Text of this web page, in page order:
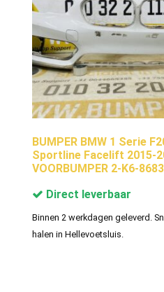
BUMPER BMW 1 Serie
Sportline Facelift 2015-
VOORBUMPER 2-K6-
Direct leverbaar
Binnen 2 werkdagen geleverd.
halen in Hellevoetsluis.